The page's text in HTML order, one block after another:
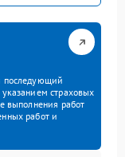
последующий
страховых
выполнения работ
работ и